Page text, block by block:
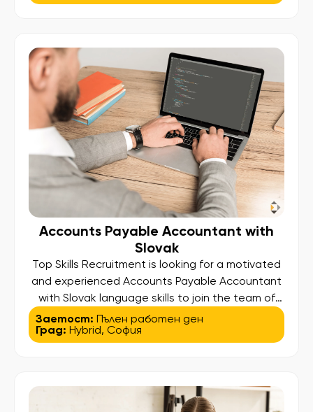
Поддържане на ред и организация. […]
Accounts Payable Accountant with
Slovak
Top Skills Recruitment is looking for a motivated
and experienced Accounts Payable Accountant
with Slovak language skills to join the team of
one of our clients – a well-established
international organization operating through a
[…]
Заетост: Пълен работен ден
Град: Hybrid, София